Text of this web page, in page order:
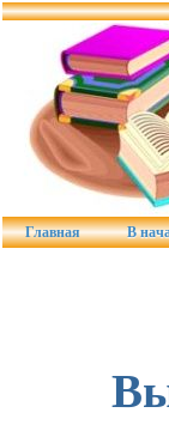
Главная В